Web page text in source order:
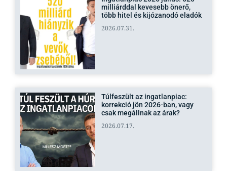
milliárddal kevesebb önerő,
több hitel és kijózanodó eladók
2026.07.31.
Túlfeszült az ingatlanpiac:
korrekció jön 2026-ban, vagy
csak megállnak az árak?
2026.07.17.